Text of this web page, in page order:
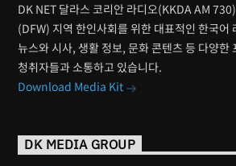
DK NET 달라스 코리안 라디오(KKDA AM
(DFW) 지역 한인사회를 위한 대표적인 한국어
뉴스와 시사, 생활 정보, 문화 콘텐츠 등 다양한
청취자들과 소통하고 있습니다.
Download Media Kit
DK MEDIA GROUP